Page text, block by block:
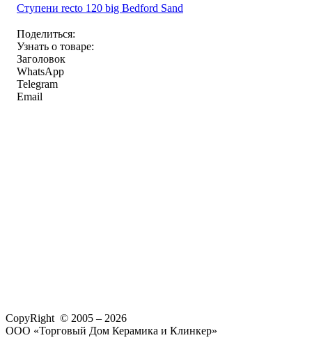
Ступени recto 120 big Bedford Sand
Поделиться:
Узнать о товаре:
Заголовок
WhatsApp
Telegram
Email
CopyRight © 2005 – 2026
ООО «Торговый Дом Керамика и Клинкер»